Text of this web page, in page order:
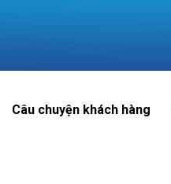
Câu chuyện khách hàng